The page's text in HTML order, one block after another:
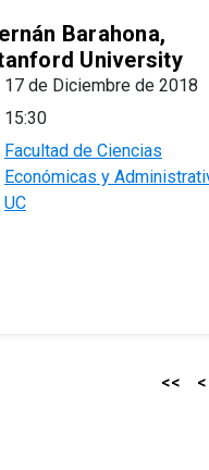
Barahona,
University
17 de Diciembre de 2018
15:30
Facultad de Ciencias
Económicas y
UC
<< <